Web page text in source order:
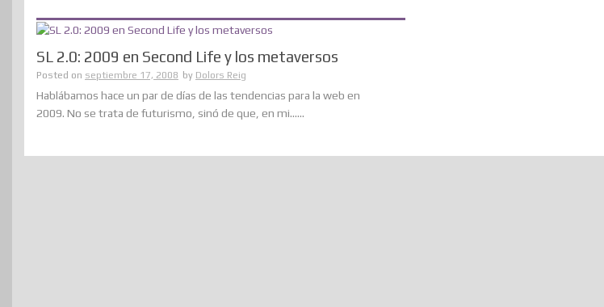
SL 2.0: 2009 en Second Life y los metaversos
Posted on septiembre 17, 2008 by Dolors Reig
Hablábamos hace un par de días de las tendencias para la web en
2009. No se trata de futurismo, sinó de que, en mi......